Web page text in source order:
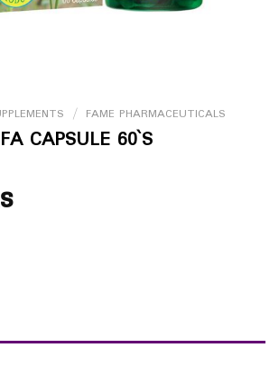
/ FAME PHARMACEUTICALS
CAPSULE 60`S